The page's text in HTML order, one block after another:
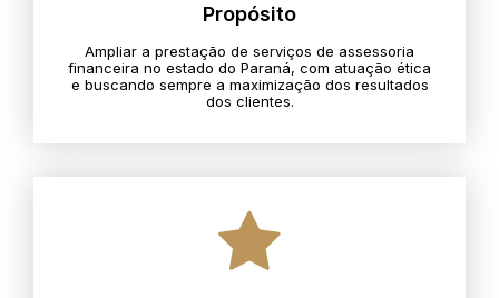
Propósito
Ampliar a prestação de serviços de assessoria
financeira no estado do Paraná, com atuação ética
e buscando sempre a maximização dos resultados
dos clientes.